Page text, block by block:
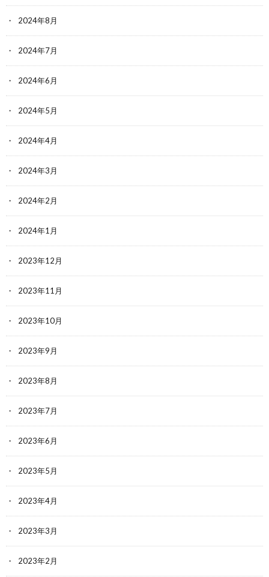
2024年8月
2024年7月
2024年6月
2024年5月
2024年4月
2024年3月
2024年2月
2024年1月
2023年12月
2023年11月
2023年10月
2023年9月
2023年8月
2023年7月
2023年6月
2023年5月
2023年4月
2023年3月
2023年2月